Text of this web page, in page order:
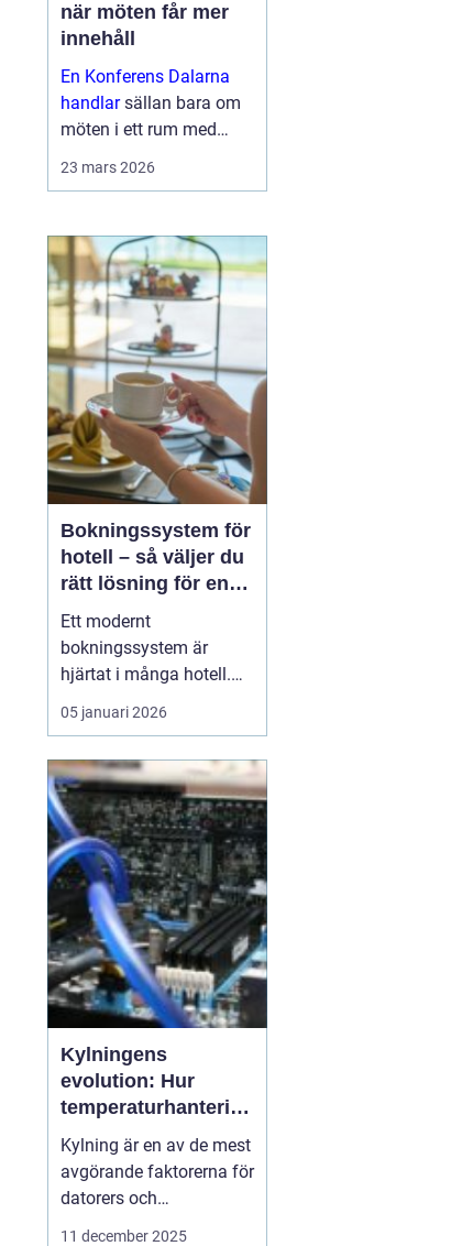
när möten får mer
innehåll
En Konferens Dalarna
handlarsällan bara om
möten i ett rum med
människor faktiskt
hinner mötas, tänka klart
och bygga relatio...
23 mars 2026
Bokningssystem för
hotell – så väljer du
rätt lösning för en
modern
hotellvardag
Ett modernt
bokningssystem är
hjärtat i många hotell.
När gäster förväntar sig
snabba svar, enkla
in- och utcheckningar
behöver hotellen ett
digitalt stöd som håller
samma te...
05 januari 2026
Kylningens
evolution: Hur
temperaturhantering
formar prestanda
och design
Kylning är en av de mest
avgörande faktorerna för
datorers och
elektronikkomponenters
11 december 2025